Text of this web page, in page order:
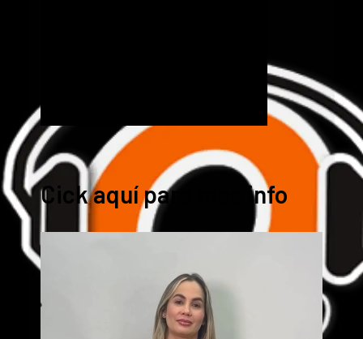
Cick aquí para mas info